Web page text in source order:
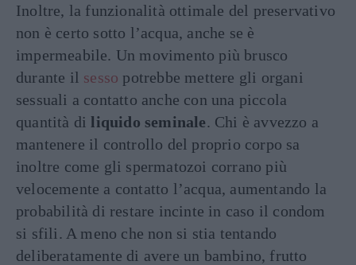
Inoltre, la funzionalità ottimale del preservativo
non è certo sotto l’acqua, anche se è
impermeabile. Un movimento più brusco
durante il sesso potrebbe mettere gli organi
sessuali a contatto anche con una piccola
quantità di liquido seminale. Chi è avvezzo a
mantenere il controllo del proprio corpo sa
inoltre come gli spermatozoi corrano più
velocemente a contatto l’acqua, aumentando la
probabilità di restare incinte in caso il condom
si sfili. A meno che non si stia tentando
deliberatamente di avere un bambino, frutto